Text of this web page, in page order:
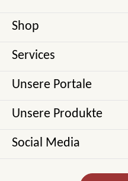
Shop
Services
Unsere Portale
Unsere Produkte
Social Media